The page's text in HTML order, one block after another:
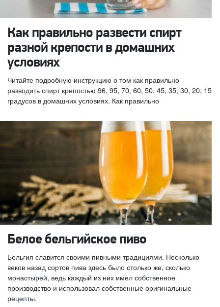
Как правильно развести спирт
разной крепости в домашних
условиях
Читайте подробную инструкцию о том как правильно
разводить спирт крепостью 96, 95, 70, 60, 50, 45, 35, 30, 20, 15
градусов в домашних условиях. Как правильно
Белое бельгийское пиво
Бельгия славится своими пивными традициями. Несколько
веков назад сортов пива здесь было столько же, сколько
монастырей, ведь каждый из них имел собственное
производство и использовал собственные оригинальные
рецепты.